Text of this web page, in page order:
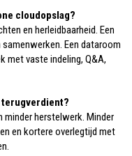
cloudopslag?
en herleidbaarheid. Een
Een dataroom
met vaste indeling, Q&A,
terugverdient?
minder herstelwerk. Minder
en kortere overlegtijd met